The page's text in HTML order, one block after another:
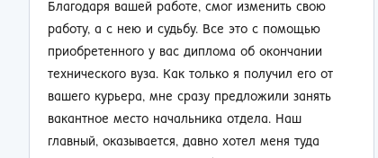
Не думал, что по прошествии 20 лет работы на
производстве так резко смогу изменить свою
жизнь. Приобрел диплом об окончании заочно
техникума и теперь стал мастером смены.
Зарплата выросла почти в 2 раза, ребята на
работе смотрят на меня другими глазами. Жена
не нарадуется таким приятным переменам.